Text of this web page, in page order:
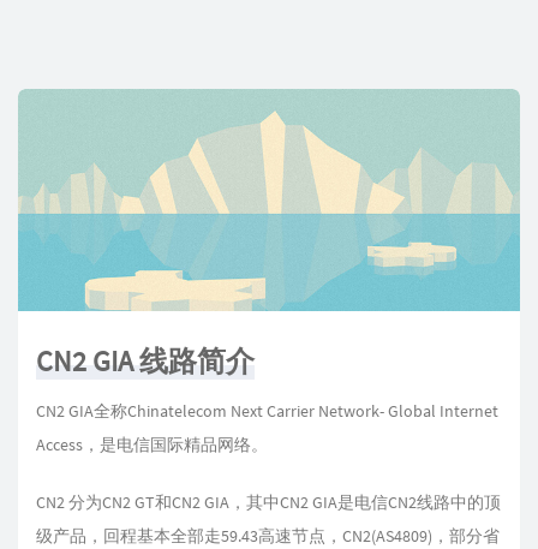
CN2 GIA 线路简介
CN2 GIA全称Chinatelecom Next Carrier Network- Global Internet
Access，是电信国际精品网络。
CN2 分为CN2 GT和CN2 GIA，其中CN2 GIA是电信CN2线路中的顶
级产品，回程基本全部走59.43高速节点，CN2(AS4809)，部分省